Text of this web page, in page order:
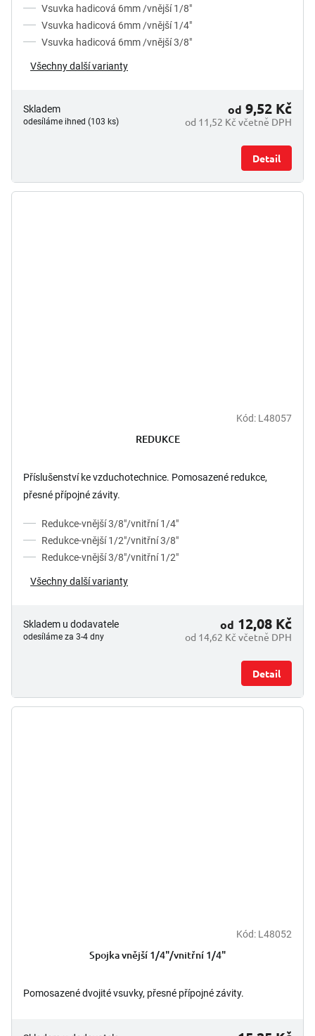
Vsuvka hadicová 6mm /vnější 1/8"
Vsuvka hadicová 6mm /vnější 1/4"
Vsuvka hadicová 6mm /vnější 3/8"
Všechny další varianty
Skladem
odesíláme ihned (103 ks) od 11,52 Kč včetně DPH
od 9,52 Kč
Detail
Kód: L48057
REDUKCE
Příslušenství ke vzduchotechnice. Pomosazené redukce,
přesné přípojné závity.
Redukce-vnější 3/8"/vnitřní 1/4"
Redukce-vnější 1/2"/vnitřní 3/8"
Redukce-vnější 3/8"/vnitřní 1/2"
Všechny další varianty
Skladem u dodavatele
odesíláme za 3-4 dny od 14,62 Kč včetně DPH
od 12,08 Kč
Detail
Kód: L48052
Spojka vnější 1/4"/vnitřní 1/4"
Pomosazené dvojité vsuvky, přesné přípojné závity.